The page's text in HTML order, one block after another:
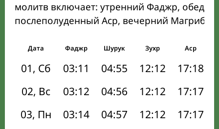
молитв включает: утренний Фаджр,
послеполуденный Аср, вечерний Магриб
Дата Фаджр Шурук Зухр Аср
01, Сб 03:11 04:55 12:12 17:18
02, Вс
03:12 04:56 12:12 17:17
03, Пн
03:14 04:57 12:12 17:17